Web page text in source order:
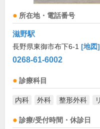
所在地・電話番号
滋野駅
長野県東御市布下6-1 [地図]
0268-61-6002
診療科目
内科 外科 整形外科
診療/受付時間・休診日